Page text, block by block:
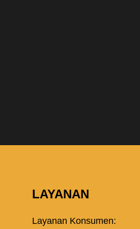
LAYANAN
Layanan Konsumen: